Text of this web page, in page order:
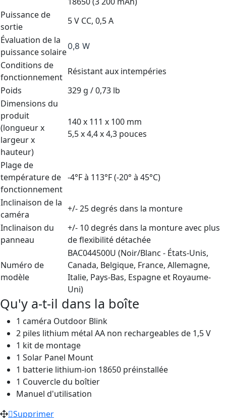
Puissance de
sortie
5 V CC, 0,5 A
Évaluation de la
puissance solaire
0,8 W
Conditions de
fonctionnement
Résistant aux intempéries
Poids
329 g / 0,73 lb
Dimensions du
produit
(longueur x
largeur x
hauteur)
140 x 111 x 100 mm
5,5 x 4,4 x 4,3 pouces
Plage de
température de
fonctionnement
-4°F à 113°F (-20° à 45°C)
Inclinaison de la
caméra
+/- 25 degrés dans la monture
Inclinaison du
panneau
+/- 10 degrés dans la monture avec plus
de flexibilité détachée
Numéro de
modèle
BAC044500U (Noir/Blanc - États-Unis,
Canada, Belgique, France, Allemagne,
Italie, Pays-Bas, Espagne et Royaume-
Uni)
Qu'y a-t-il dans la boîte
1 caméra Outdoor Blink
2 piles lithium métal AA non rechargeables de 1,5 V
1 kit de montage
1 Solar Panel Mount
1 batterie lithium-ion 18650 préinstallée
1 Couvercle du boîtier
Manuel d'utilisation
Supprimer